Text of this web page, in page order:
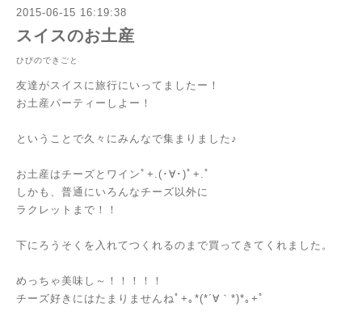
2015-06-15 16:19:38
スイスのお土産
ひびのできごと
友達がスイスに旅行にいってましたー！
お土産パーティーしよー！
ということで久々にみんなで集まりました♪
お土産はチーズとワインﾟ+.(･∀･)ﾟ+.ﾟ
しかも、普通にいろんなチーズ以外に
ラクレットまで！！
下にろうそくを入れてつくれるのまで買ってきてくれました。
めっちゃ美味し～！！！！！
チーズ好きにはたまりませんねﾟ+｡*(*´∀｀*)*｡+ﾟ